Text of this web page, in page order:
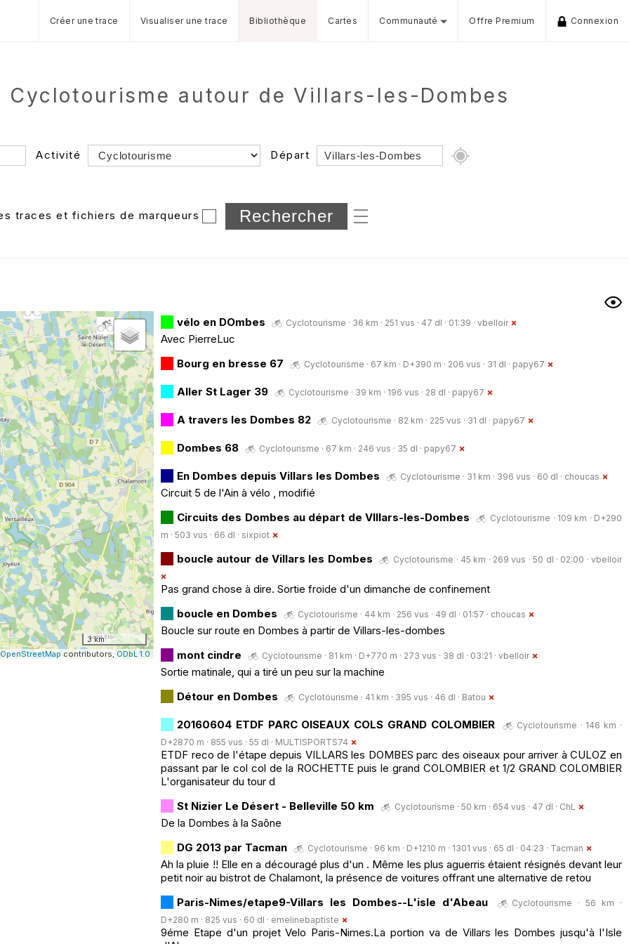
Créer une trace Visualiser une trace Bibliothèque Cartes Communauté Offre Premium Connexion
autour de Villars-les-Dombes
Activité Départ
Dossier
et sous-dossiers
traces et fichiers de marqueurs
3 km
OpenStreetMap contributors, ODbL 1.0
vélo en DOmbes Cyclotourisme · 36 km · 251 vus · 47 dl · 01:39 · vbelloir
Avec PierreLuc
Bourg en bresse 67
Cyclotourisme · 67 km · D+390 m · 206 vus · 31 dl · papy67
Aller St Lager 39 Cyclotourisme · 39 km · 196 vus · 28 dl · papy67
A travers les Dombes 82 Cyclotourisme · 82 km · 225 vus · 31 dl · papy67
Dombes 68 Cyclotourisme · 67 km · 246 vus · 35 dl · papy67
En Dombes depuis Villars les Dombes Cyclotourisme · 31 km · 396 vus · 60 dl · choucas
Circuit 5 de l'Ain à vélo , modifié
Circuits des Dombes au départ de VIllars-les-Dombes
Cyclotourisme · 109 km · D+290
m · 503 vus · 66 dl · sixpiot
boucle autour de Villars les Dombes Cyclotourisme · 45 km · 269 vus · 50 dl · 02:00 ·vbelloir
Pas grand chose à dire. Sortie froide d'un dimanche de confinement
boucle en Dombes
Cyclotourisme · 44 km · 256 vus · 49 dl · 01:57 · choucas
Boucle sur route en Dombes à partir de Villars-les-dombes
mont cindre
Cyclotourisme · 81 km · D+770 m · 273 vus · 38 dl · 03:21 · vbelloir
Sortie matinale, qui a tiré un peu sur la machine
Détour en Dombes
Cyclotourisme · 41 km · 395 vus · 46 dl · Batou
20160604 ETDF PARC OISEAUX COLS GRAND COLOMBIER
Cyclotourisme · 146 km ·
D+2870 m · 855 vus · 55 dl · MULTISPORTS74
ETDF reco de l'étape depuis VILLARS les DOMBES parc des oiseaux pour arriver à CULOZ en
passant par le col col de la ROCHETTE puis le grand COLOMBIER et 1/2 GRAND COLOMBIER
L'organisateur du tour d
St Nizier Le Désert - Belleville 50 km
Cyclotourisme · 50 km · 654 vus · 47 dl · ChL
De la Dombes à la Saône
DG 2013 par Tacman
Cyclotourisme · 96 km · D+1210 m · 1301 vus · 65 dl · 04:23 · Tacman
Ah la pluie !! Elle en a découragé plus d'un . Même les plus aguerris étaient résignés devant leur
petit noir au bistrot de Chalamont, la présence de voitures offrant une alternative de retou
Paris-Nimes/etape9-Villars les Dombes--L'isle d'Abeau
Cyclotourisme · 56 km ·
D+280 m · 825 vus · 60 dl · emelinebaptiste
9éme Etape d'un projet Velo Paris-Nimes.La portion va de Villars les Dombes jusqu'à l'Isle